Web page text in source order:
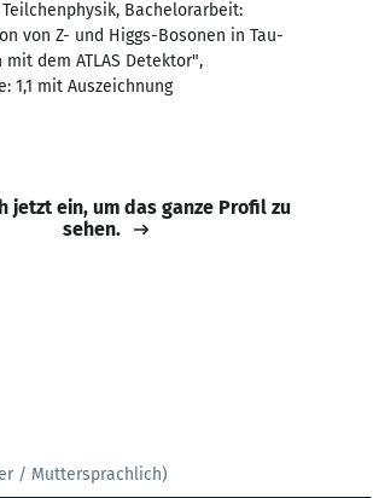
Bachelorarbeit:
von Z- und Higgs-Bosonen in Tau-
mit dem ATLAS Detektor",
1,1 mit Auszeichnung
jetzt ein, um das ganze Profil zu
sehen.
/ Muttersprachlich)